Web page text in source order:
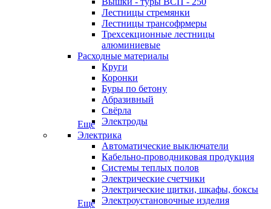
Лестницы стремянки
Лестницы трансофрмеры
Трехсекционные лестницы
алюминиевые
Расходные материалы
Круги
Коронки
Буры по бетону
Абразивный
Свёрла
Электроды
Еще
Электрика
Автоматические выключатели
Кабельно-проводниковая продукция
Системы теплых полов
Электрические счетчики
Электрические щитки, шкафы, боксы
Электроустановочные изделия
Еще